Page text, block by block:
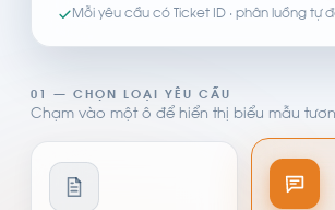
Mỗi yêu cầu có Ticket ID · phân luồng tự
01 — CHỌN LOẠI YÊU CẦU
Chạm vào một ô để hiển thị biểu mẫu